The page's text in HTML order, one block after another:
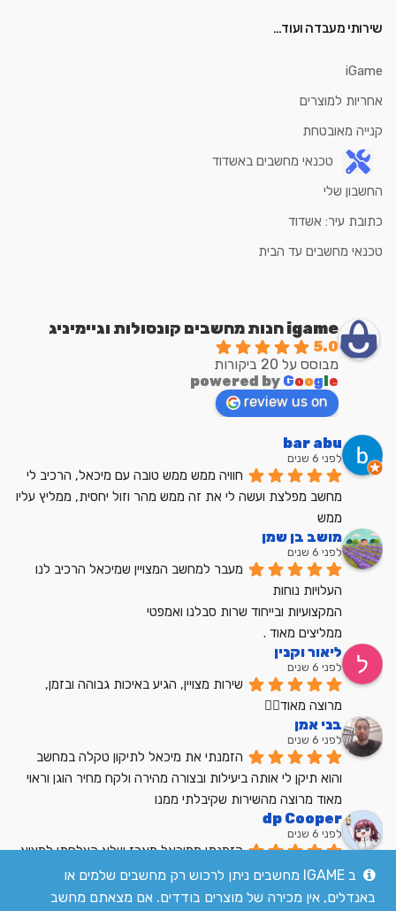
שירותי מעבדה ועוד…
iGame
אחריות למוצרים
קנייה מאובטחת
טכנאי מחשבים באשדוד
החשבון שלי
כתובת עיר: אשדוד
טכנאי מחשבים עד הבית
igame חנות מחשבים קונסולות וגיימיניג
5.0
מבוסס על 20 ביקורות
powered by Google
review us on
bar abu
לפני 6 שנים
ממש
מושב בן שמן
לפני 6 שנים
מעבר למחשב המצויין שמיכאל הרכיב לנו
העלויות נוחות
המקצועיות ובייחוד שרות סבלנו ואמפטי
ממליצים מאוד .
ליאור וקנין
לפני 6 שנים
מרוצה מאוד👍🏼
בני אמן
לפני 6 שנים
מאוד מרוצה מהשירות שקיבלתי ממנו
dp Cooper
לפני 6 שנים
הזמנתי ממיכאל מארז שלא הצלחתי למצוא
בשום מקום אחר בארץ מחיר הוגן שירות מעולה
לקריאת כל הביקורות
ב IGAME מחשבים ניתן לרכוש רק מחשבים שלמים או
באנדלים, אין מכירה של מוצרים בודדים. אם מצאתם מחשב